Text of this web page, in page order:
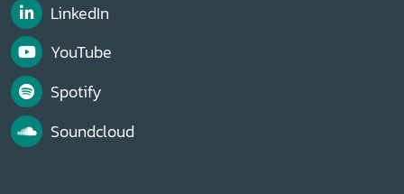
LinkedIn
YouTube
Spotify
Soundcloud